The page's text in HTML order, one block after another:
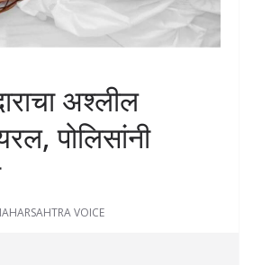
अश्लील
पोलिसांनी
VOICE